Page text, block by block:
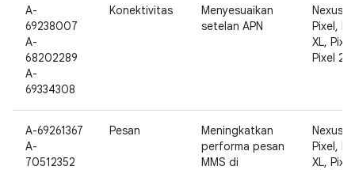
A-
69238007
A-
68202289
A-
69334308
Konektivitas
Menyesuaikan
setelan APN
Nexus
Pixel,
XL,
Pixel 2
A-69261367
A-
70512352
Pesan
Meningkatkan
performa pesan
MMS di
Nexus
Pixel,
XL,